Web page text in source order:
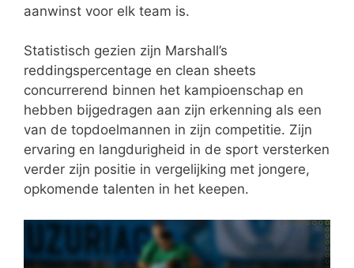
aanwinst voor elk team is.
Statistisch gezien zijn Marshall’s
reddingspercentage en clean sheets
concurrerend binnen het kampioenschap en
hebben bijgedragen aan zijn erkenning als een
van de topdoelmannen in zijn competitie. Zijn
ervaring en langdurigheid in de sport versterken
verder zijn positie in vergelijking met jongere,
opkomende talenten in het keepen.